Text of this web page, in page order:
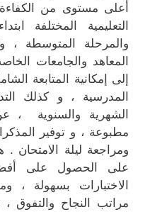
أعلى مستوى من
التعليمية المختلفة
والمرحلة المتوسطة ،
المعاهد والجامعات
إلى إمكانية المتابعة
المدرسية ، و كذلك
الشهرية والسنوية ،
مطبوعة ، و توفير
ومراجعة ليلة
على الحصول على أفضل
الاختبارات بسهولة ،
مراتب النجاح